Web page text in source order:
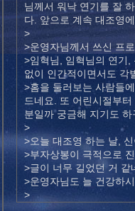
님께서 워낙 연기를 잘
다. 앞으로 계속 대조영
>
>운영자님께서 쓰신 프
>임혁님, 임혁님의 연기,
없이 인간적이면서도 각
>홈을 둘러보는 사람들
드네요. 또 어린시절부
분일까 궁금해 지기도 하
>
>오늘 대조영 하는 날,
>부자상봉이 극적으로
>글이 너무 길었던 거 같
>운영자님도 늘 건강하
>